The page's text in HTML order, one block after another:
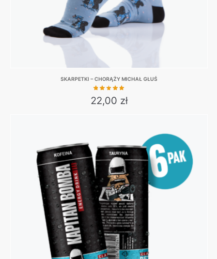
product
page
SKARPETKI – CHORĄŻY MICHAŁ GŁUŚ
22,00 zł
multiple
variants.
The
options
may
be
chosen
on
the
product